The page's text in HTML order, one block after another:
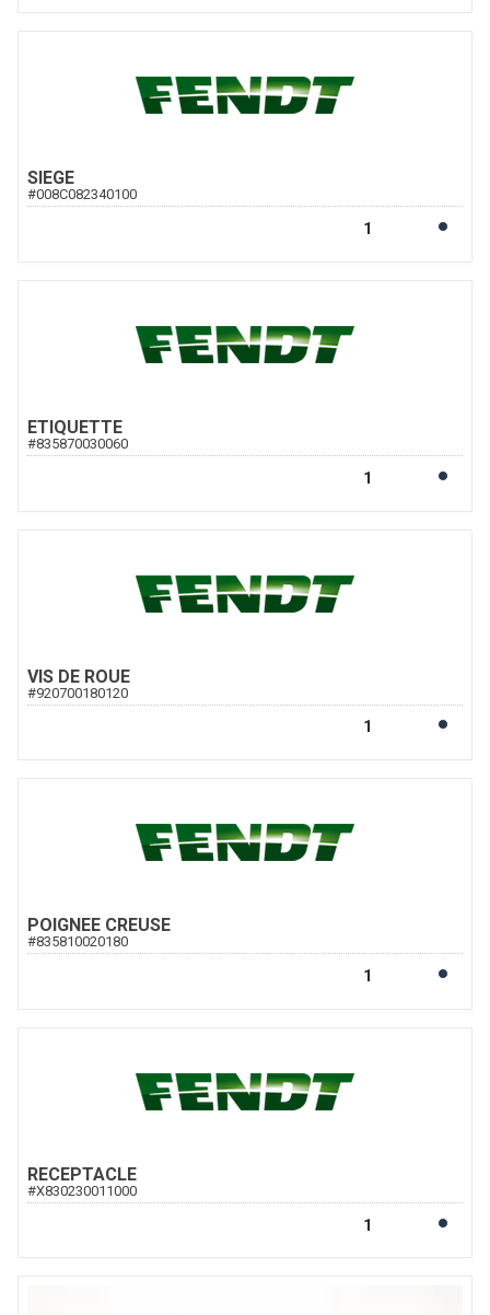
SIEGE
#008C082340100
ETIQUETTE
#835870030060
VIS DE ROUE
#920700180120
POIGNEE CREUSE
#835810020180
RECEPTACLE
#X830230011000